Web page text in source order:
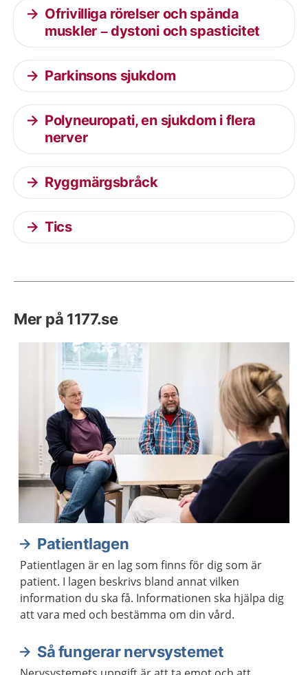
Ofrivilliga rörelser och spända
muskler – dystoni och spasticitet
Parkinsons sjukdom
Polyneuropati, en sjukdom i flera
nerver
Ryggmärgsbråck
Tics
Mer på 1177.se
Patientlagen
Patientlagen är en lag som finns för dig som är
patient. I lagen beskrivs bland annat vilken
information du ska få. Informationen ska hjälpa dig
att vara med och bestämma om din vård.
Så fungerar nervsystemet